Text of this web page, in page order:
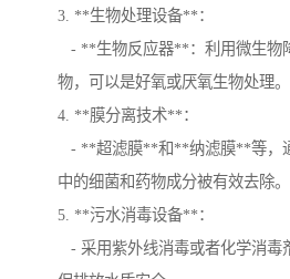
3. **生物处理设备**：
- **生物反应器**：利用微生物
物，可以是好氧或厌氧生物处理。
4. **膜分离技术**：
- **超滤膜**和**纳滤膜**等，
中的细菌和药物成分被有效去除。
5. **污水消毒设备**：
- 采用紫外线消毒或者化学消毒